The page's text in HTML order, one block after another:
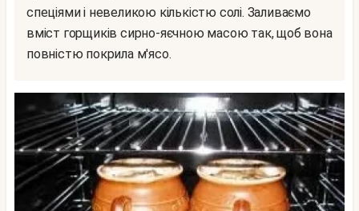
спеціями і невеликою кількістю солі. Заливаємо
вміст горщиків сирно-яєчною масою так, щоб вона
повністю покрила м'ясо.